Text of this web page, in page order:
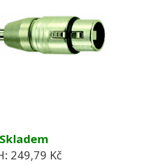
Skladem
249,79 Kč